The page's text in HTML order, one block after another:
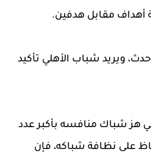
أهداف مقابل هدفين.
حدث، ويريد شباب الأهلي تأكيد
هز شباك منافسه بأكبر عدد
على نظافة شباكه، فإن